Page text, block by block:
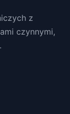
z
czynnymi,